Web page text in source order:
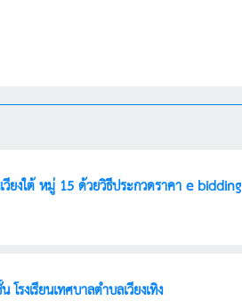
วียงใต้ หมู่ 15 ด้วยวิธีประกวดราคา e-bidding
งเรียนเทศบาลตำบลเวียงเทิง